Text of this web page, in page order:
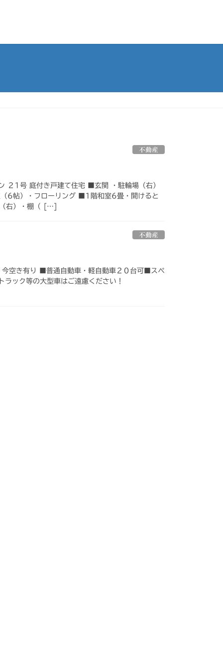
不動産
２1号 庭付き戸建て住宅 ■玄関 ・駐輪場（右）
6帖）・フローリング ■1階和室6畳・開けると
右）・棚（ […]
不動産
今空き有り ■普通自動車・軽自動車２０台可■スペ
ク等の大型車はご遠慮ください！